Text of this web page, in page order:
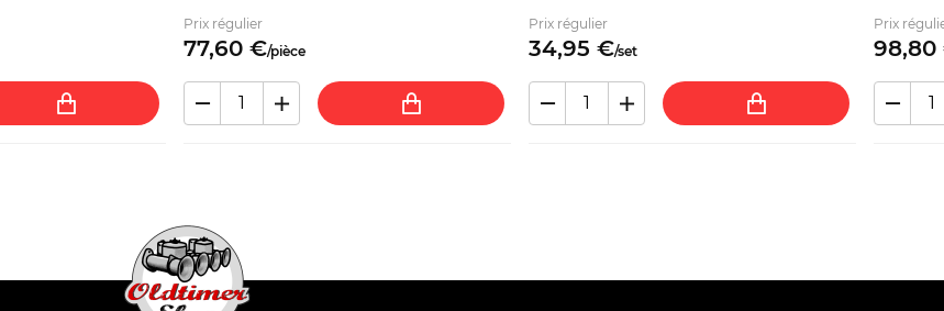
Prix régulier
77,60 €/pièce
Prix régulier
34,95 €/set
Prix
98,80